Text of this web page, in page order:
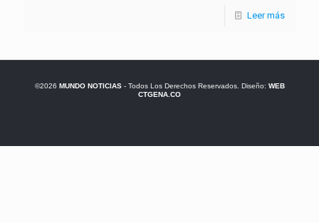
Leer más
©2026 MUNDO NOTICIAS- Todos Los Derechos Reservados. Diseño: WEB
CTGENA.CO